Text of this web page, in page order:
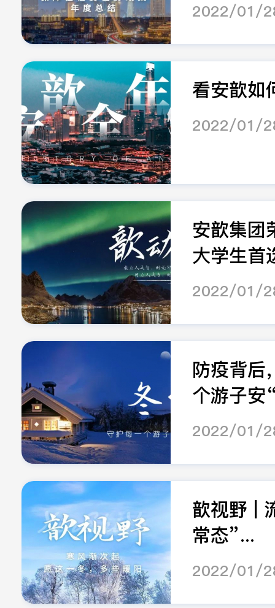
2022/01/
看安歆如
2022/01/
安歆集团
大学生首
2022/01/
防疫背后
个游子安
2022/01/
歆视野 |
常态”...
2022/01/